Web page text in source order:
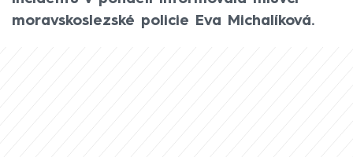
moravskoslezské policie Eva Michalíková.